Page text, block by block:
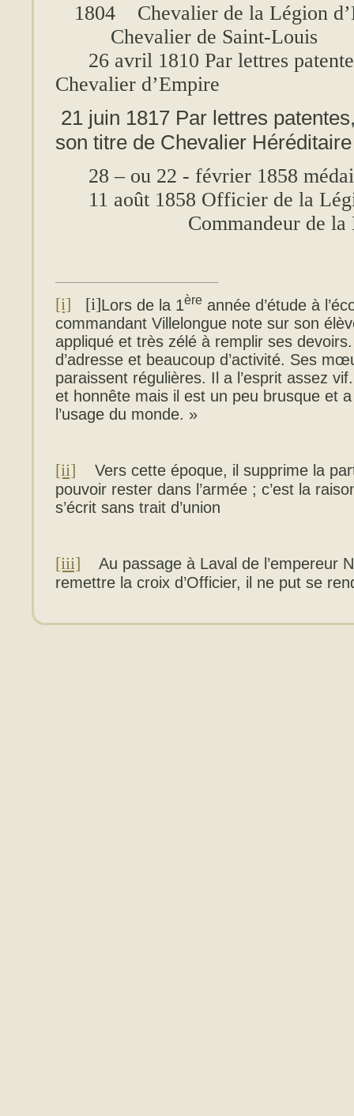
1804
Chevalier de la Légion
Chevalier de Saint-Louis
26 avril 1810 Par lettres
Chevalier d’Empire
21 juin 1817 Par lettres
son titre de Chevalier Héréditaire
28 – ou 22 - février 1858
11 août 1858 Officier de la
Commandeur de la
[i] [i]Lors de la 1 ère année d’étude à
commandant Villelongue note sur son
appliqué et très zélé à remplir ses
d’adresse et beaucoup d’activité. Ses
paraissent régulières. Il a l’esprit assez
et honnête mais il est un peu brusque et
l’usage du monde. »
[ii] Vers cette époque, il supprime la
pouvoir rester dans l’armée ; c’est la
s’écrit sans trait d’union
[iii] Au passage à Laval de l’empereur
remettre la croix d’Officier, il ne put se